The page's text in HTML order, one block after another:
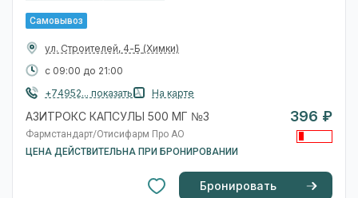
Самовывоз
ул. Строителей, 4-Б (Химки)
с 09:00 до 21:00
+74952... показать
На карте
АЗИТРОКС КАПСУЛЫ 500 МГ №3
Фармстандарт/Отисифарм Про АО
ЦЕНА ДЕЙСТВИТЕЛЬНА ПРИ БРОНИРОВАНИИ
396 ₽
Бронировать